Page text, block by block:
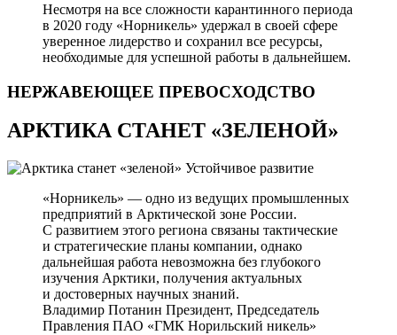
Несмотря на все сложности карантинного периода
в 2020 году «Норникель» удержал в своей сфере
уверенное лидерство и сохранил все ресурсы,
необходимые для успешной работы в дальнейшем.
НЕРЖАВЕЮЩЕЕ ПРЕВОСХОДСТВО
АРКТИКА СТАНЕТ «ЗЕЛЕНОЙ»
Устойчивое развитие
«Норникель» — одно из ведущих промышленных
предприятий в Арктической зоне России.
С развитием этого региона связаны тактические
и стратегические планы компании, однако
дальнейшая работа невозможна без глубокого
изучения Арктики, получения актуальных
и достоверных научных знаний.
Владимир Потанин Президент, Председатель
Правления ПАО «ГМК Норильский никель»